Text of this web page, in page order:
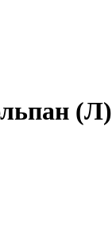
(Л)